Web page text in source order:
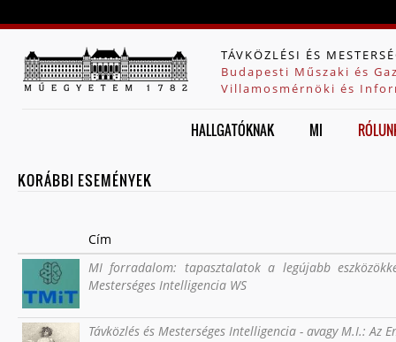
TÁVKÖZLÉSI ÉS
Budapesti Műszaki és
Villamosmérnöki és
HALLGATÓKNAK MI
KORÁBBI ESEMÉNYEK
Cím
MI forradalom: tapasztalatok a legújabb
Mesterséges Intelligencia WS
Távközlés és Mesterséges Intelligencia - avagy M.I.: Az